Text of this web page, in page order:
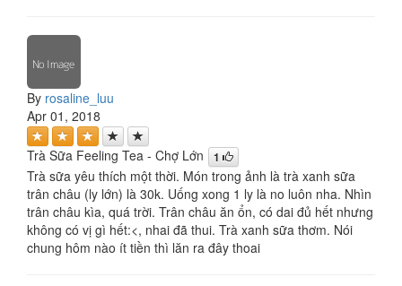
By rosaline_luu
Apr 01, 2018
Trà Sữa Feeling Tea - Chợ Lớn 1
Trà sữa yêu thích một thời. Món trong ảnh là trà xanh sữa
trân châu (ly lớn) là 30k. Uống xong 1 ly là no luôn nha. Nhìn
trân châu kìa, quá trời. Trân châu ăn ổn, có dai đủ hết nhưng
không có vị gì hết:<, nhai đã thui. Trà xanh sữa thơm. Nói
chung hôm nào ít tiền thì lăn ra đây thoai